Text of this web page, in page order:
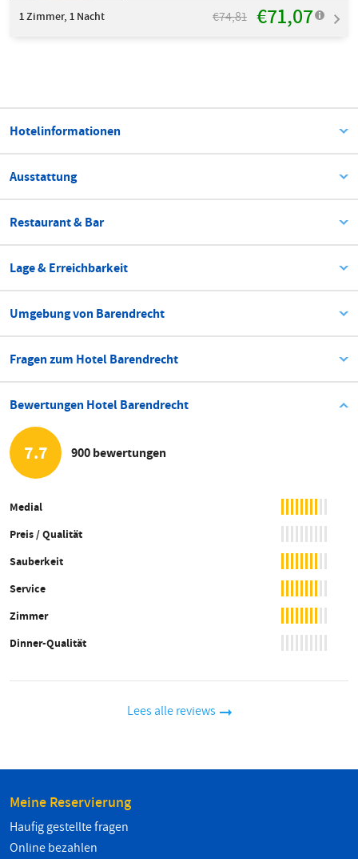
1Zimmer, 1 Nacht €74,81 €71,07
Hotelinformationen
Ausstattung
Restaurant & Bar
Lage & Erreichbarkeit
Umgebung von Barendrecht
Fragen zum Hotel Barendrecht
Bewertungen Hotel Barendrecht
7.7 900 bewertungen
Medial
Preis / Qualität
Sauberkeit
Service
Zimmer
Dinner-Qualität
Lees alle reviews
Meine Reservierung
Haufig gestellte fragen
Online bezahlen